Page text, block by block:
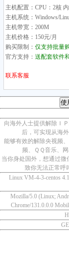
主机配置：CPU：2核
主机系统：Windows/
主机带宽：200M
主机价格：150元/月
购买限制： 仅支持批量
官方支持： 送配套软件
联系客服
使
向海外人士提供解除Ｉ
后，可实现从海
能够有效的解除央视频
频、ＱＱ音乐、
当你身处国外，想通过微
致你无法正常呼
Linux VM-4-3-centos
Mozilla/5.0 (Linux;
Chrome/131.0.0.0